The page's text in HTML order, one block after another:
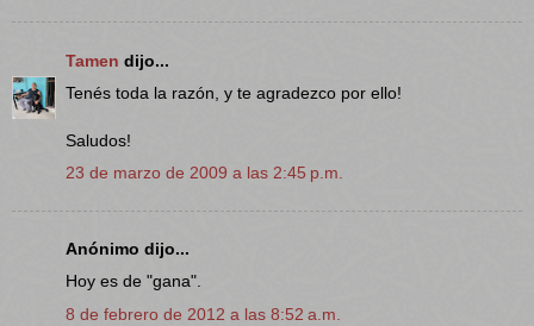
Tamen dijo...
Tenés toda la razón, y te agradezco por ello!
Saludos!
23 de marzo de 2009 a las 2:45 p.m.
Anónimo dijo...
Hoy es de "gana".
8 de febrero de 2012 a las 8:52 a.m.